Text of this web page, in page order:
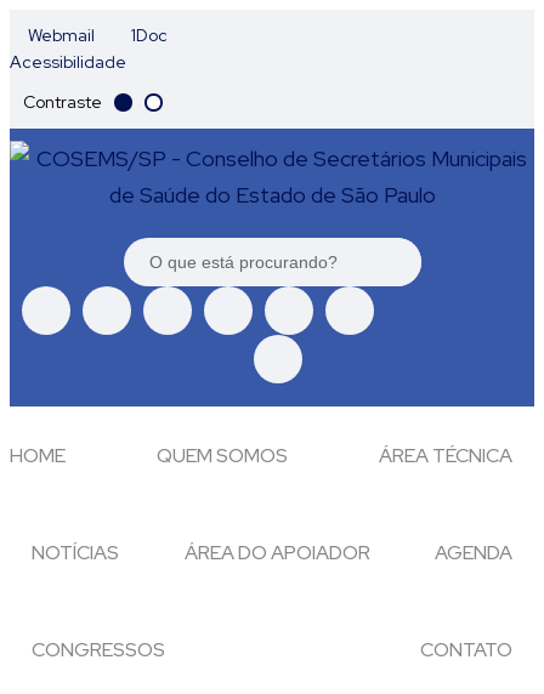
Webmail
1Doc
Acessibilidade
Contraste
HOME QUEM SOMOS ÁREA TÉCNICA
NOTÍCIAS ÁREA DO APOIADOR AGENDA
CONGRESSOS CONTATO